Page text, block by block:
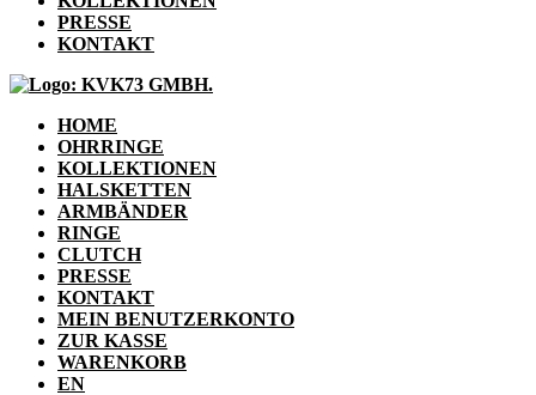
PRESSE
KONTAKT
HOME
OHRRINGE
KOLLEKTIONEN
HALSKETTEN
ARMBÄNDER
RINGE
CLUTCH
PRESSE
KONTAKT
MEIN BENUTZERKONTO
ZUR KASSE
WARENKORB
EN